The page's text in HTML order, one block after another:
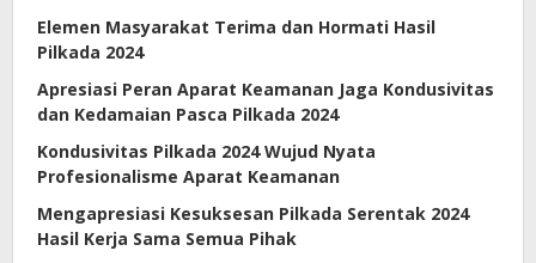
Elemen Masyarakat Terima dan Hormati Hasil
Pilkada 2024
Apresiasi Peran Aparat Keamanan Jaga Kondusivitas
dan Kedamaian Pasca Pilkada 2024
Kondusivitas Pilkada 2024 Wujud Nyata
Profesionalisme Aparat Keamanan
Mengapresiasi Kesuksesan Pilkada Serentak 2024
Hasil Kerja Sama Semua Pihak